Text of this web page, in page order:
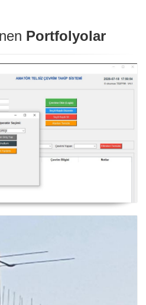
Portfolyolar
Programı Güncelleme